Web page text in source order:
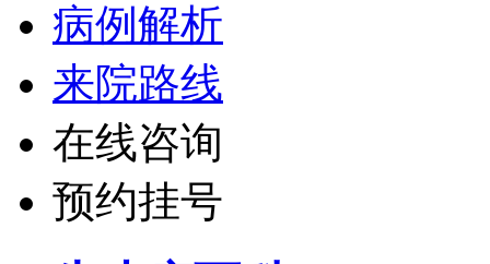
病例解析
来院路线
在线咨询
预约挂号